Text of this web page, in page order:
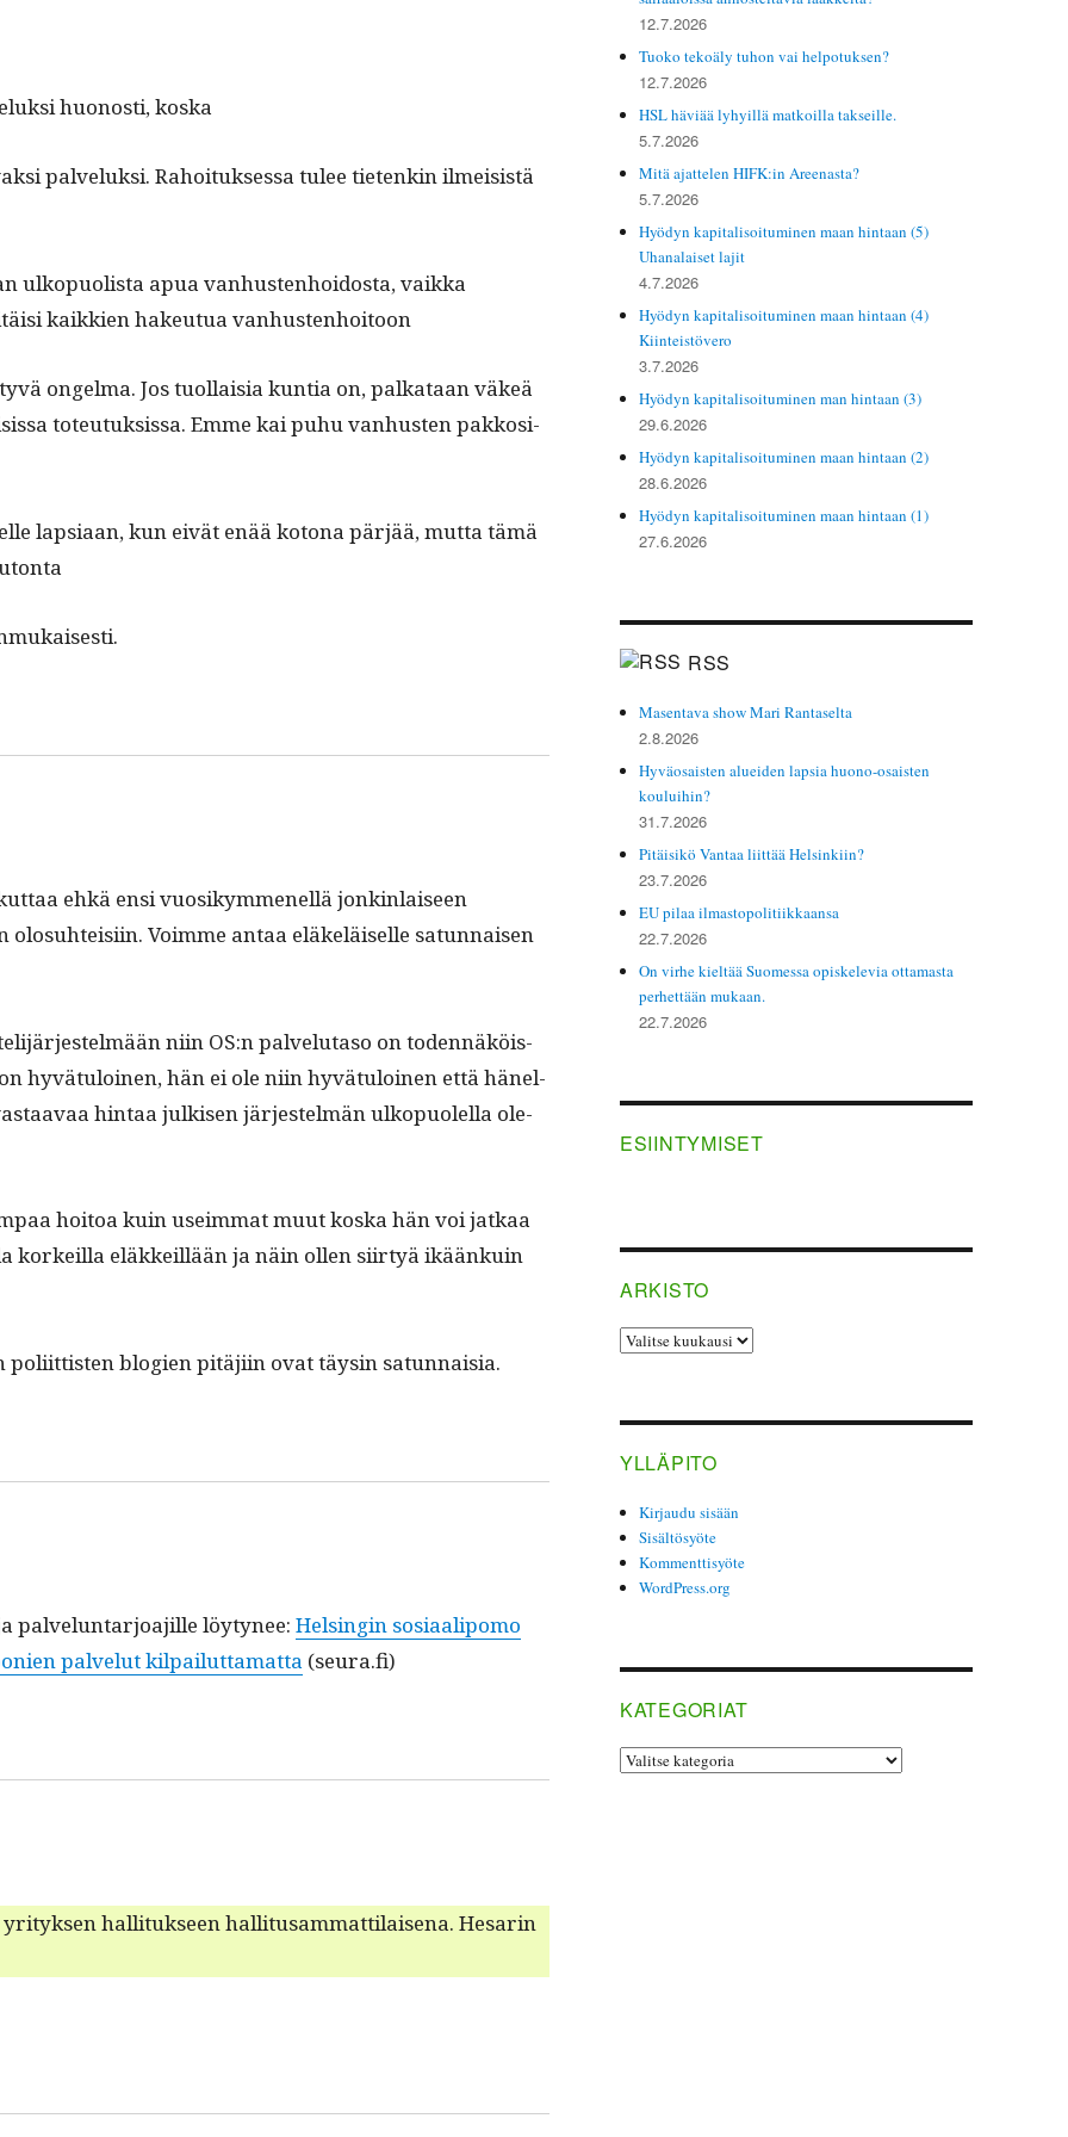
huonos­ti, koska
palveluk­si. Rahoituk­ses­sa tulee tietenkin ilmei­sistä
ulkop­uolista apua van­hus­ten­hoi­dos­ta, vaik­ka
kaikkien hakeu­tua vanhustenhoitoon
ongel­ma. Jos tuol­laisia kun­tia on, palkataan väkeä
toteu­tuk­sis­sa. Emme kai puhu van­hus­ten pakkosi­
lap­si­aan, kun eivät enää kotona pär­jää, mut­ta tämä
ehkä ensi vuosikymmenel­lä jonkin­laiseen
Voimme antaa eläkeläiselle sat­un­naisen
niin OS:n palve­lu­ta­so on toden­näköis­
hyvä­tu­loinen, hän ei ole niin hyvä­tu­loinen että hänel­
hin­taa julkisen jär­jestelmän ulkop­uolel­la ole­
hoitoa kuin useim­mat muut kos­ka hän voi jatkaa
korkeil­la eläkkeil­lään ja näin ollen siir­tyä ikäänkuin
blo­gien pitäji­in ovat täysin satunnaisia.
palvelun­tar­joa­jille löy­tynee:Helsin­gin sosi­aalipo­mo
palve­lut kil­pailut­ta­mat­ta (seura.fi)
hal­li­tuk­seen hal­li­tusam­mat­ti­laise­na. Hesarin
12.7.2026
Tuoko tekoäly tuhon vai helpotuksen?
12.7.2026
HSL häviää lyhyillä matkoilla takseille.
5.7.2026
Mitä ajattelen HIFK:in Areenasta?
5.7.2026
Hyödyn kapitalisoituminen maan hintaan (5)
Uhanalaiset lajit
4.7.2026
Hyödyn kapitalisoituminen maan hintaan (4)
Kiinteistövero
3.7.2026
Hyödyn kapitalisoituminen man hintaan (3)
29.6.2026
Hyödyn kapitalisoituminen maan hintaan (2)
28.6.2026
Hyödyn kapitalisoituminen maan hintaan (1)
27.6.2026
RSS
Masentava show Mari Rantaselta
2.8.2026
Hyväosaisten alueiden lapsia huono-osaisten
kouluihin?
31.7.2026
Pitäisikö Vantaa liittää Helsinkiin?
23.7.2026
EU pilaa ilmastopolitiikkaansa
22.7.2026
On virhe kieltää Suomessa opiskelevia ottamasta
perhettään mukaan.
22.7.2026
ESIINTYMISET
ARKISTO
ARKISTO
YLLÄPITO
Kirjaudu sisään
Sisältösyöte
Kommenttisyöte
WordPress.org
KATEGORIAT
Kategoriat